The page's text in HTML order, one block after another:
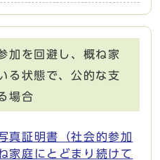
加を回避し、概ね家
る状態で、公的な支
場合
真証明書（社会的参加
家庭にとどまり続けて